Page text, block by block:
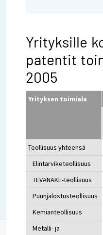
Yrityksille
patentit
2005
Yrityksen toimiala
Teollisuus yhteensä
Elintarviketeollisuus
TEVANAKE-teollisuus
Puunjalostusteollisuus
Kemianteollisuus
Metalli- ja